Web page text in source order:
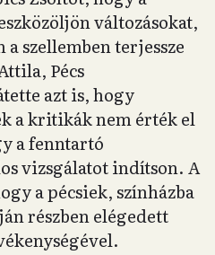
változásokat,
a szellemben terjessze
Pécs
azt is, hogy
a kritikák nem érték el
a fenntartó
vizsgálatot indítson. A
a pécsiek, színházba
részben elégedett